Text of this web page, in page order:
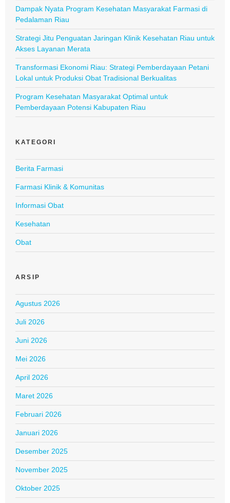
Dampak Nyata Program Kesehatan Masyarakat Farmasi di
Pedalaman Riau
Strategi Jitu Penguatan Jaringan Klinik Kesehatan Riau untuk
Akses Layanan Merata
Transformasi Ekonomi Riau: Strategi Pemberdayaan Petani
Lokal untuk Produksi Obat Tradisional Berkualitas
Program Kesehatan Masyarakat Optimal untuk
Pemberdayaan Potensi Kabupaten Riau
KATEGORI
Berita Farmasi
Farmasi Klinik & Komunitas
Informasi Obat
Kesehatan
Obat
ARSIP
Agustus 2026
Juli 2026
Juni 2026
Mei 2026
April 2026
Maret 2026
Februari 2026
Januari 2026
Desember 2025
November 2025
Oktober 2025